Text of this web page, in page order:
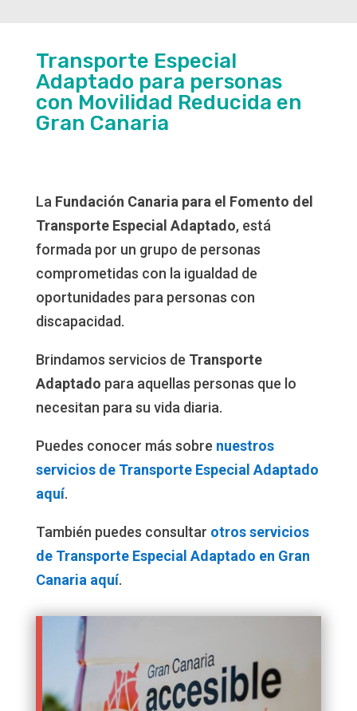
Transporte Especial
Adaptado para personas
con Movilidad Reducida en
Gran Canaria
La Fundación Canaria para el Fomento del
Transporte Especial Adaptado, está
formada por un grupo de personas
comprometidas con la igualdad de
oportunidades para personas con
discapacidad.
Brindamos servicios de Transporte
Adaptado para aquellas personas que lo
necesitan para su vida diaria.
Puedes conocer más sobre nuestros
servicios de Transporte Especial Adaptado
aquí.
También puedes consultar otros servicios
de Transporte Especial Adaptado en Gran
Canaria aquí.